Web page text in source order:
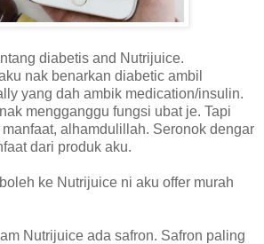
diabetis and Nutrijuice.
nak benarkan diabetic ambil
yang dah ambik medication/insulin.
mengganggu fungsi ubat je. Tapi
alhamdulillah. Seronok dengar
dari produk aku.
ke Nutrijuice ni aku offer murah
Nutrijuice ada safron. Safron paling